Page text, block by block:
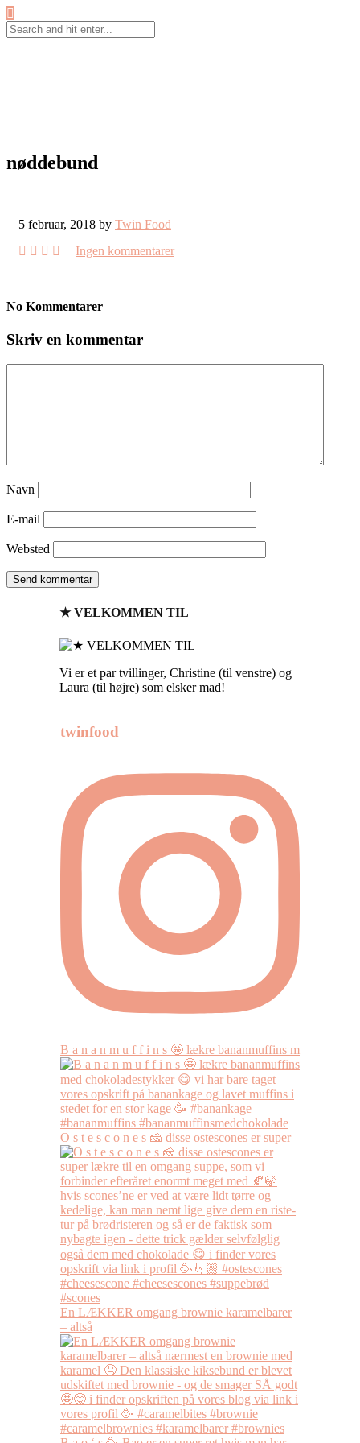
nøddebund
5 februar, 2018 by Twin Food
Ingen kommentarer
No Kommentarer
Skriv en kommentar
Navn
E-mail
Websted
★ VELKOMMEN TIL
Vi er et par tvillinger, Christine (til venstre) og
Laura (til højre) som elsker mad!
twinfood
B a n a n m u f f i n s 🤩 lækre bananmuffins m
O s t e s c o n e s 🧀 disse ostescones er super
En LÆKKER omgang brownie karamelbarer
– altså